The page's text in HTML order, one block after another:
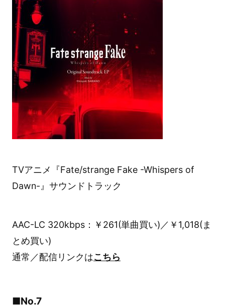
TVアニメ『Fate/strange Fake -Whispers of
Dawn-』サウンドトラック
AAC-LC 320kbps：￥261(単曲買い)／￥1,018(ま
とめ買い)
通常／配信リンクはこちら
■No.7